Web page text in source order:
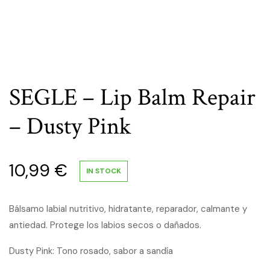
SEGLE – Lip Balm Repair
– Dusty Pink
10,99 € IN STOCK
Bálsamo labial nutritivo, hidratante, reparador, calmante y
antiedad. Protege los labios secos o dañados.
Dusty Pink: Tono rosado, sabor a sandía